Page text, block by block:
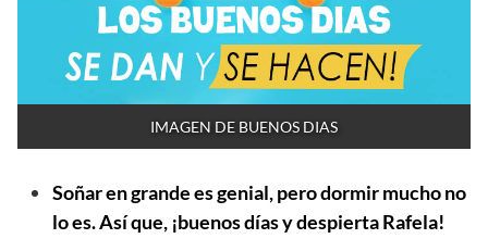
IMAGEN DE BUENOS DIAS
Soñar en grande es genial, pero dormir mucho no
lo es. Así que, ¡buenos días y despierta Rafela!